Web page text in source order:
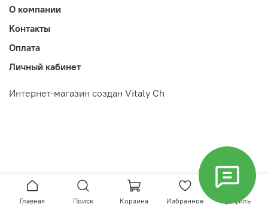
О компании
Контакты
Оплата
Личный кабинет
Интернет-магазин создан Vitaly Ch
Главная Поиск Корзина Избранное Профиль